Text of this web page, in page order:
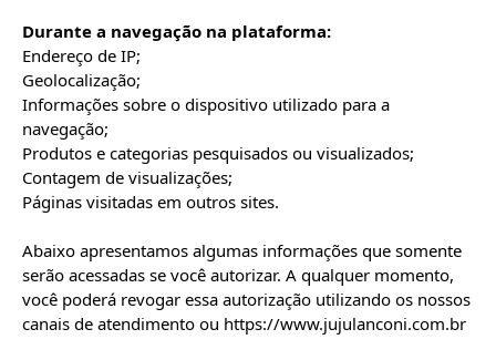
Durante a navegação na plataforma:
Endereço de IP;
Geolocalização;
Informações sobre o dispositivo utilizado para a
navegação;
Produtos e categorias pesquisados ou visualizados;
Contagem de visualizações;
Páginas visitadas em outros sites.
Abaixo apresentamos algumas informações que somente
serão acessadas se você autorizar. A qualquer momento,
você poderá revogar essa autorização utilizando os nossos
canais de atendimento ou https://www.jujulanconi.com.br